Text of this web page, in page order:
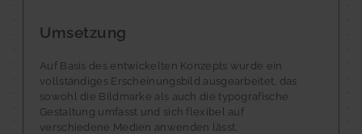
Umsetzung
Auf Basis des entwickelten Konzepts wurde ein
vollständiges Erscheinungsbild ausgearbeitet, das
sowohl die Bildmarke als auch die typografische
Gestaltung umfasst und sich flexibel auf
verschiedene Medien anwenden lässt.